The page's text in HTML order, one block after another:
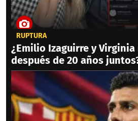
RUPTURA
¿Emilio Izaguirre y
después de 20 años